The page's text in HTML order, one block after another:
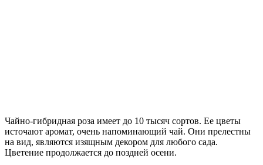
Чайно-гибридная роза имеет до 10 тысяч сортов. Ее цветы
источают аромат, очень напоминающий чай. Они прелестны
на вид, являются изящным декором для любого сада.
Цветение продолжается до поздней осени.